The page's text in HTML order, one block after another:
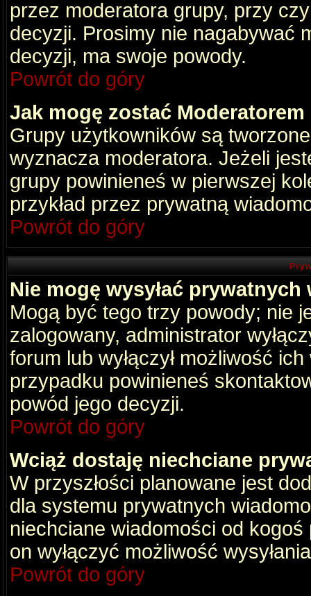
przez moderatora grupy, przy
decyzji. Prosimy nie nagabywać
decyzji, ma swoje powody.
Powrót do góry
Jak mogę zostać
Grupy użytkowników są
wyznacza moderatora. Jeżeli
grupy powinieneś w pierwszej
przykład przez prywatną
Powrót do góry
Nie mogę wysyłać
Mogą być tego trzy powody; nie
zalogowany, administrator
forum lub wyłączył możliwość
przypadku powinieneś
powód jego decyzji.
Powrót do góry
Wciąż dostaję niechciane
W przyszłości planowane jest
dla systemu prywatnych
niechciane wiadomości od
on wyłączyć możliwość
Powrót do góry